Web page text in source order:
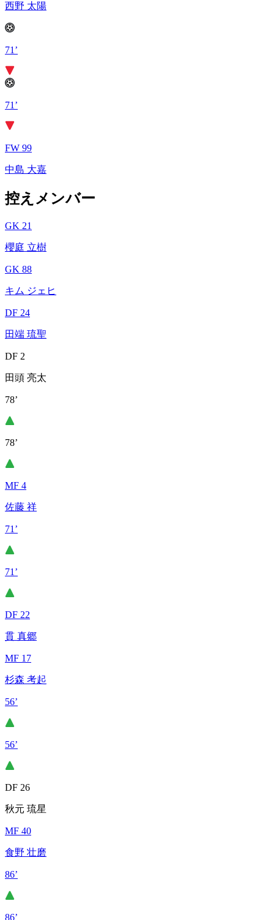
西野 太陽
71’
71’
FW 99
中島 大嘉
控えメンバー
GK 21
櫻庭 立樹
GK 88
キム ジェヒ
DF 24
田端 琉聖
DF 2
田頭 亮太
78’
78’
MF 4
佐藤 祥
71’
71’
DF 22
貫 真郷
MF 17
杉森 考起
56’
56’
DF 26
秋元 琉星
MF 40
食野 壮磨
86’
86’